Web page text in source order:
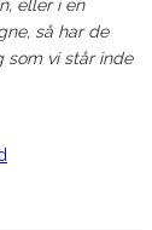
eller i en
så har de
som vi står inde